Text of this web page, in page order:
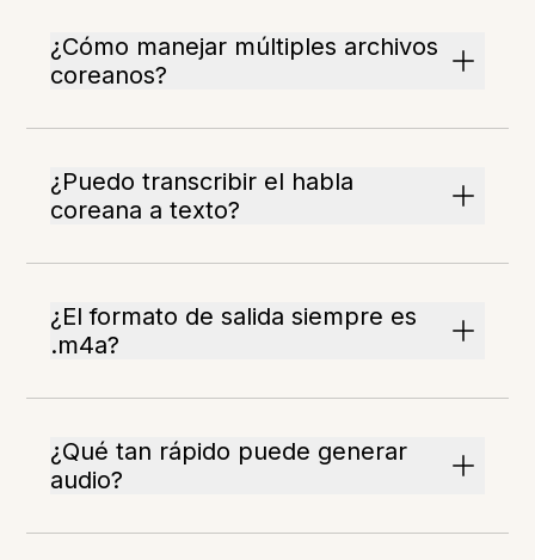
¿Cómo manejar múltiples archivos
coreanos?
¿Puedo transcribir el habla
coreana a texto?
¿El formato de salida siempre es
.m4a?
¿Qué tan rápido puede generar
audio?